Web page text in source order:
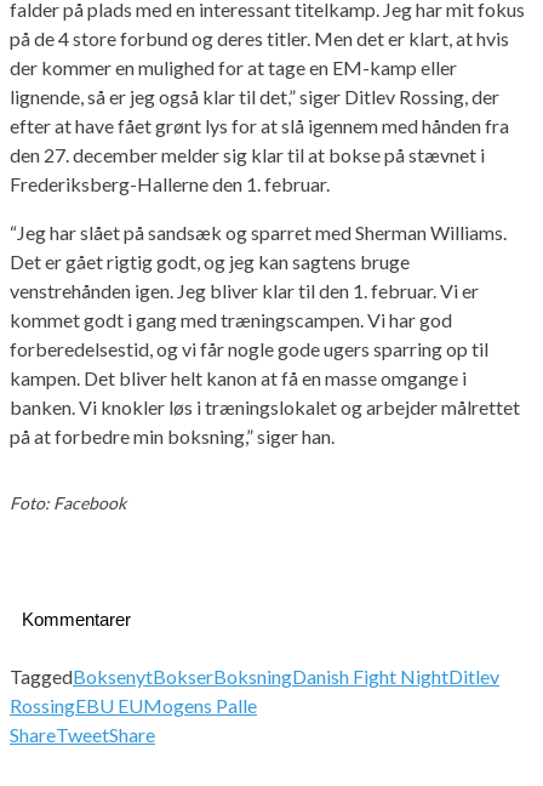
falder på plads med en interessant titelkamp. Jeg har mit fokus
på de 4 store forbund og deres titler. Men det er klart, at hvis
der kommer en mulighed for at tage en EM-kamp eller
lignende, så er jeg også klar til det,” siger Ditlev Rossing, der
efter at have fået grønt lys for at slå igennem med hånden fra
den 27. december melder sig klar til at bokse på stævnet i
Frederiksberg-Hallerne den 1. februar.
“Jeg har slået på sandsæk og sparret med Sherman Williams.
Det er gået rigtig godt, og jeg kan sagtens bruge
venstrehånden igen. Jeg bliver klar til den 1. februar. Vi er
kommet godt i gang med træningscampen. Vi har god
forberedelsestid, og vi får nogle gode ugers sparring op til
kampen. Det bliver helt kanon at få en masse omgange i
banken. Vi knokler løs i træningslokalet og arbejder målrettet
på at forbedre min boksning,” siger han.
Foto: Facebook
Kommentarer
TaggedBoksenytBokserBoksningDanish Fight NightDitlev
RossingEBU EUMogens Palle
ShareTweetShare